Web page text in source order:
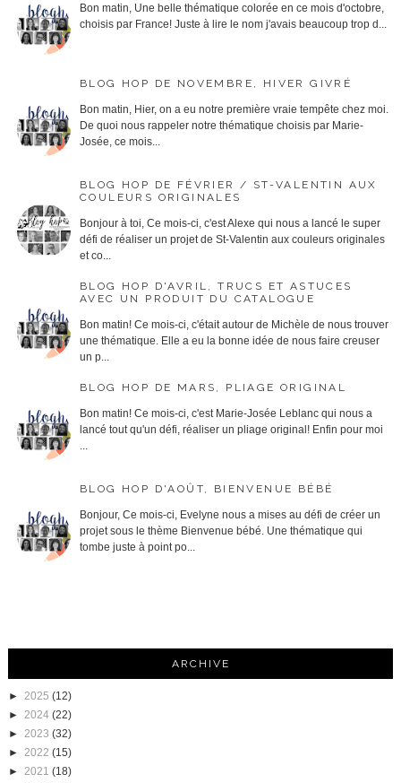
Bon matin, Une belle thématique colorée en ce mois d'octobre,
choisis par France! Juste à lire le nom j'avais beaucoup trop d...
BLOG HOP DE NOVEMBRE, HIVER GIVRÉ
Bon matin, Hier, on a eu notre première vraie tempête chez moi.
De quoi nous rappeler notre thématique choisis par Marie-
Josée, ce mois...
BLOG HOP DE FÉVRIER / ST-VALENTIN AUX
COULEURS ORIGINALES
Bonjour à toi, Ce mois-ci, c'est Alexe qui nous a lancé le super
défi de réaliser un projet de St-Valentin aux couleurs originales
et co...
BLOG HOP D'AVRIL, TRUCS ET ASTUCES
AVEC UN PRODUIT DU CATALOGUE
Bon matin! Ce mois-ci, c'était autour de Michèle de nous trouver
une thématique. Elle a eu la bonne idée de nous faire creuser
un p...
BLOG HOP DE MARS, PLIAGE ORIGINAL
Bon matin! Ce mois-ci, c'est Marie-Josée Leblanc qui nous a
lancé tout qu'un défi, réaliser un pliage original! Enfin pour moi
...
BLOG HOP D'AOÛT, BIENVENUE BÉBÉ
Bonjour, Ce mois-ci, Evelyne nous a mises au défi de créer un
projet sous le thème Bienvenue bébé. Une thématique qui
tombe juste à point po...
ARCHIVE
► 2025 (12)
► 2024 (22)
► 2023 (32)
► 2022 (15)
► 2021 (18)